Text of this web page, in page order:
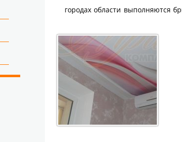
городах области выполняются